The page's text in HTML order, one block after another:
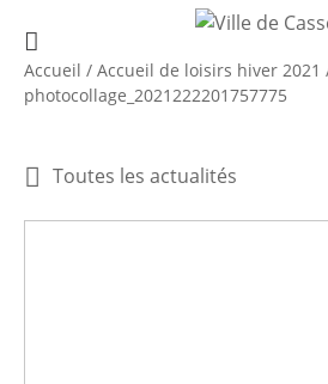
Accueil / Accueil de loisirs hiver 2021
photocollage_2021222201757775
Toutes les actualités